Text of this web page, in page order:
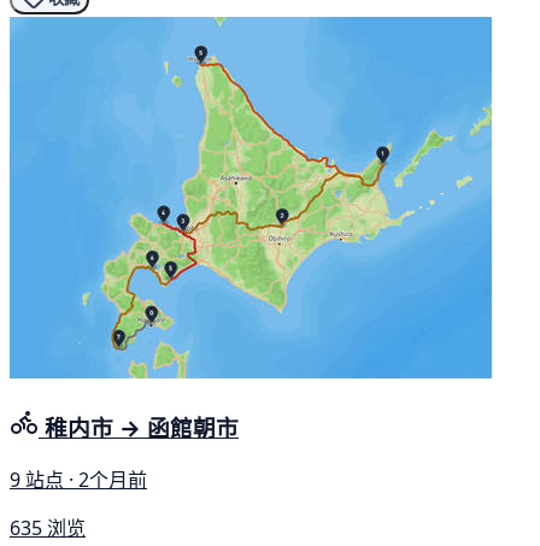
稚内市 → 函館朝市
9 站点 · 2个月前
635 浏览